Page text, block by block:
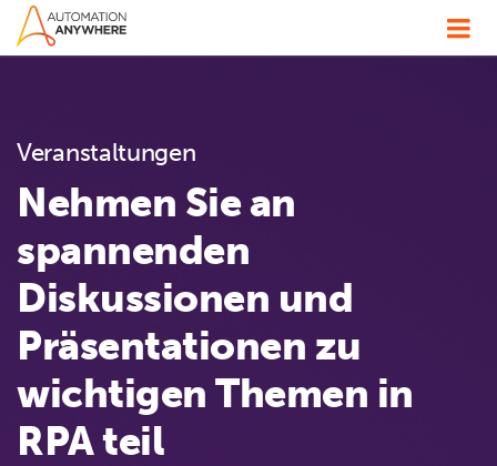
Veranstaltungen
Nehmen Sie an
spannenden
Diskussionen und
Präsentationen zu
wichtigen Themen in
RPA teil